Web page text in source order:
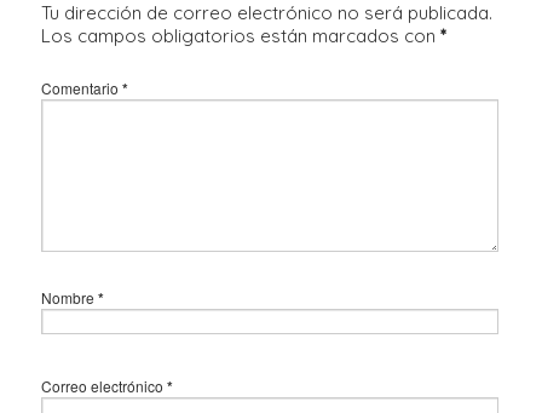
Tu dirección de correo electrónico no será publicada.
Los campos obligatorios están marcados con *
Comentario *
Nombre *
Correo electrónico *